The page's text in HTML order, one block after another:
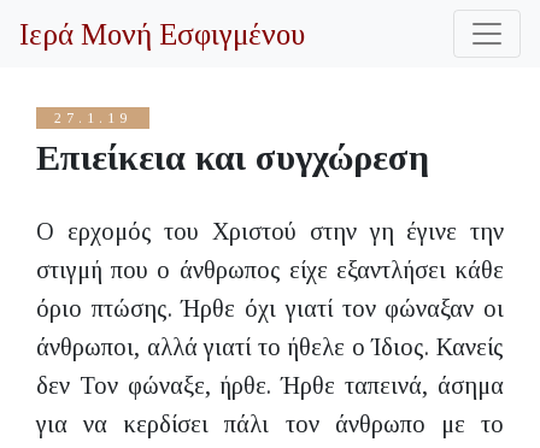
27.1.19
Επιείκεια και συγχώρεση
Ο ερχομός του Χριστού στην γη έγινε την
στιγμή που ο άνθρωπος είχε εξαντλήσει κάθε
όριο πτώσης. Ήρθε όχι γιατί τον φώναξαν οι
άνθρωποι, αλλά γιατί το ήθελε ο Ίδιος. Κανείς
δεν Τον φώναξε, ήρθε. Ήρθε ταπεινά, άσημα
για να κερδίσει πάλι τον άνθρωπο με το
Ιερά Μονή Εσφιγμένου